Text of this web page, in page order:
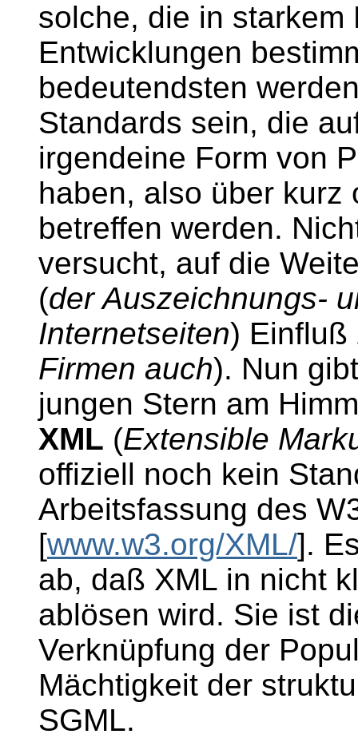
solche, die in starkem
Entwicklungen
bedeutendsten
Standards sein, die
irgendeine Form von
haben, also über kurz
betreffen werden.
versucht, auf die
(der Auszeichnungs-
Internetseiten) Einfluß
Firmen auch). Nun
jungen Stern am
XML (Extensible
offiziell noch kein
Arbeitsfassung des
[www.w3.org/XML/].
ab, daß XML in nicht
ablösen wird. Sie ist
Verknüpfung der
Mächtigkeit der
SGML.